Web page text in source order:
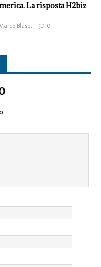
La risposta H2biz
Blaset 0